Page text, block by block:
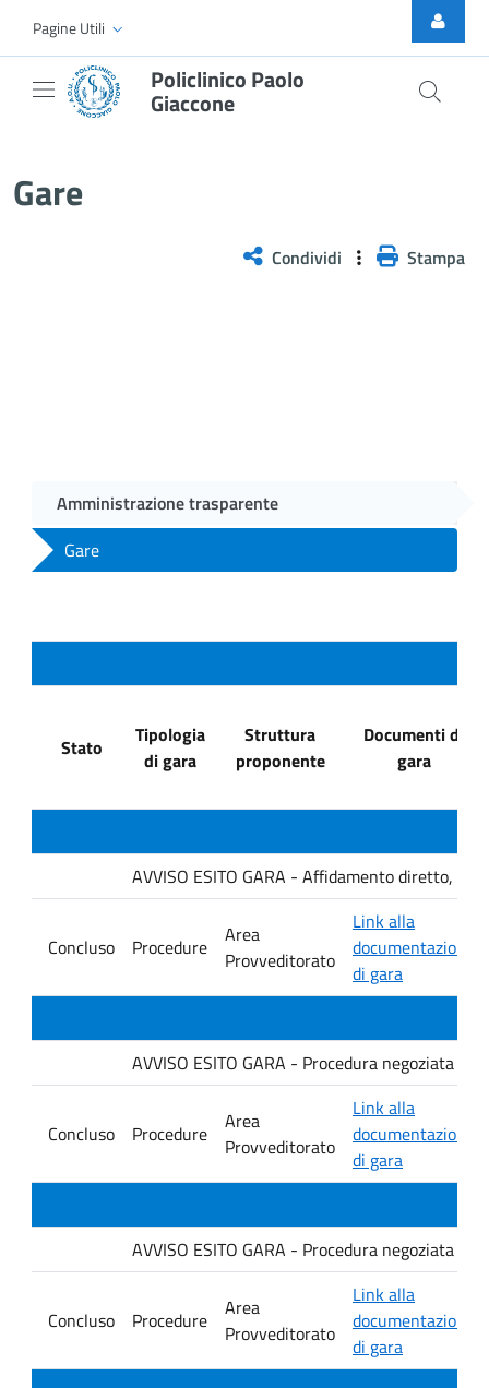
Skip to Main Content
Pagine Utili
Policlinico Paolo
Giaccone
Gare
Condividi Stampa
Amministrazione trasparente
Gare
Stato
Tipologia
di gara
Struttura
proponente
Documenti di
gara
AVVISO ESITO GARA - Affidamento diretto, ai
Concluso Procedure
Area
Provveditorato
Link alla
documentazione
di gara
AVVISO ESITO GARA - Procedura negoziata
Concluso Procedure
Area
Provveditorato
Link alla
documentazione
di gara
AVVISO ESITO GARA - Procedura negoziata
Concluso Procedure
Area
Provveditorato
Link alla
documentazione
di gara